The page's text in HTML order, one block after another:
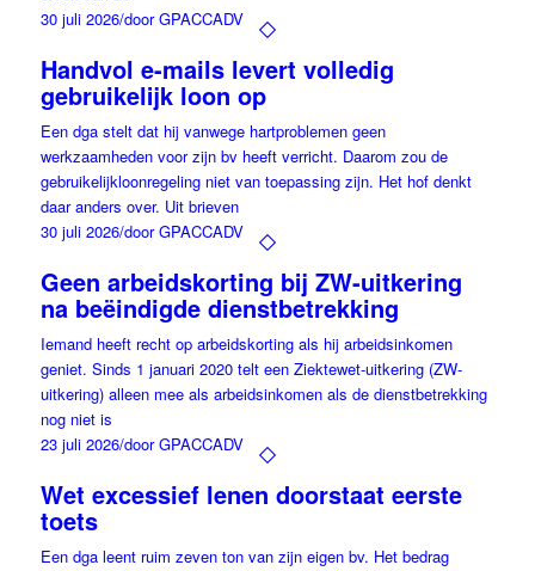
30 juli 2026/door GPACCADV
Handvol e-mails levert volledig
gebruikelijk loon op
Een dga stelt dat hij vanwege hartproblemen geen
werkzaamheden voor zijn bv heeft verricht. Daarom zou de
gebruikelijkloonregeling niet van toepassing zijn. Het hof denkt
daar anders over. Uit brieven
30 juli 2026/door GPACCADV
Geen arbeidskorting bij ZW-uitkering
na beëindigde dienstbetrekking
Iemand heeft recht op arbeidskorting als hij arbeidsinkomen
geniet. Sinds 1 januari 2020 telt een Ziektewet-uitkering (ZW-
uitkering) alleen mee als arbeidsinkomen als de dienstbetrekking
nog niet is
23 juli 2026/door GPACCADV
Wet excessief lenen doorstaat eerste
toets
Een dga leent ruim zeven ton van zijn eigen bv. Het bedrag